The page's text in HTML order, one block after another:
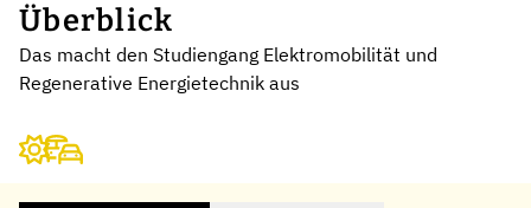
Überblick
Das macht den Studiengang Elektromobilität und
Regenerative Energietechnik aus